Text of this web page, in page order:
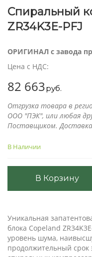
Спиральный
ZR34K3E-PFJ
ОРИГИНАЛ с завода
Цена с НДС:
82 663руб.
Отгрузка товара в
ООО "ПЭК", или любая
Поставщиком.
В Наличии
В Корзину
Уникальная
блока Copeland
уровень шума,
продолжительный срок